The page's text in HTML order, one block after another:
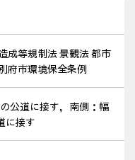
成等規制法 景観法 都市
府市環境保全条例
公道に接す，南側：幅
に接す